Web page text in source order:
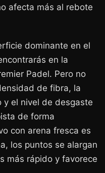
afecta más al rebote
dominante en el
en la
Padel. Pero no
de fibra, la
y el nivel de desgaste
de forma
con arena fresca es
los puntos se alargan
más rápido y favorece